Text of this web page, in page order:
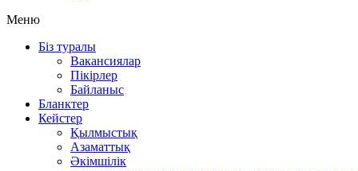
Меню
Біз туралы
Вакансиялар
Пікірлер
Байланыс
Бланктер
Кейстер
Қылмыстық
Азаматтық
Әкімшілік